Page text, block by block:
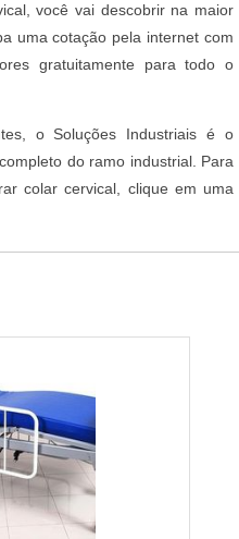
você vai descobrir na maior
uma cotação pela internet com
gratuitamente para todo o
o Soluções Industriais é o
do ramo industrial. Para
colar cervical, clique em uma